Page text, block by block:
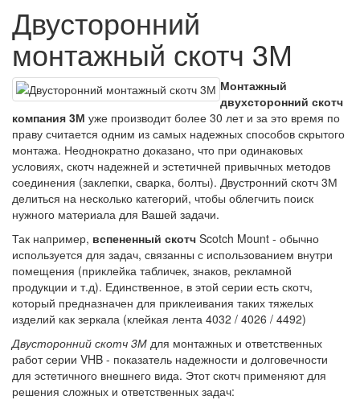
Двусторонний
монтажный скотч 3М
Монтажный
двухсторонний скотч
компания 3М уже производит более 30 лет и за это время по
праву считается одним из самых надежных способов скрытого
монтажа. Неоднократно доказано, что при одинаковых
условиях, скотч надежней и эстетичней привычных методов
соединения (заклепки, сварка, болты). Двустронний скотч 3М
делиться на несколько категорий, чтобы облегчить поиск
нужного материала для Вашей задачи.
Так например, вспененный скотч Scotch Mount - обычно
используется для задач, связанны с использованием внутри
помещения (приклейка табличек, знаков, рекламной
продукции и т.д). Единственное, в этой серии есть скотч,
который предназначен для приклеивания таких тяжелых
изделий как зеркала (клейкая лента 4032 / 4026 / 4492)
Двусторонний скотч 3М для монтажных и ответственных
работ серии VHB - показатель надежности и долговечности
для эстетичного внешнего вида. Этот скотч применяют для
решения сложных и ответственных задач: